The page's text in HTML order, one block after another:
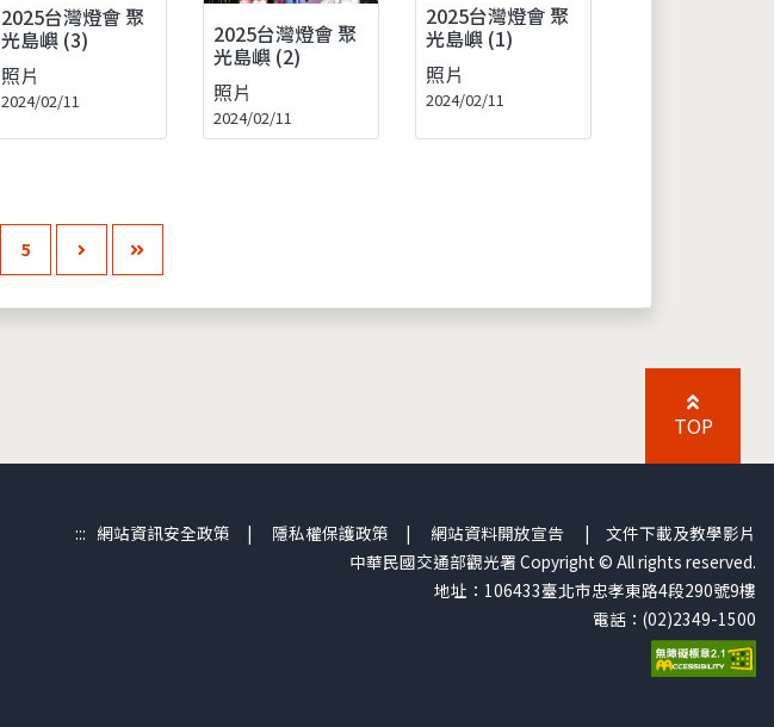
2025台灣燈會 聚
光島嶼 (3)
照片
2024/02/11
2025台灣燈會 聚
光島嶼 (2)
照片
2024/02/11
2025台灣燈會 聚
光島嶼 (1)
照片
2024/02/11
5
TOP
::: 網站資訊安全政策 | 隱私權保護政策 | 網站資料開放宣告 | 文件下載及教學影片
中華民國交通部觀光署 Copyright © All rights reserved.
地址：106433臺北市忠孝東路4段290號9樓
電話：(02)2349-1500